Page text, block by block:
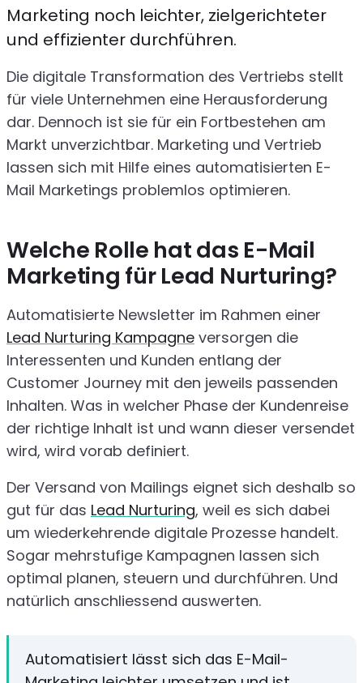
Marketing noch leichter, zielgerichteter
und effizienter durchführen.
Die digitale Transformation des Vertriebs stellt
für viele Unternehmen eine Herausforderung
dar. Dennoch ist sie für ein Fortbestehen am
Markt unverzichtbar. Marketing und Vertrieb
lassen sich mit Hilfe eines automatisierten E-
Mail Marketings problemlos optimieren.
Welche Rolle hat das E-Mail
Marketing für Lead Nurturing?
Automatisierte Newsletter im Rahmen einer
Lead Nurturing Kampagne versorgen die
Interessenten und Kunden entlang der
Customer Journey mit den jeweils passenden
Inhalten. Was in welcher Phase der Kundenreise
der richtige Inhalt ist und wann dieser versendet
wird, wird vorab definiert.
Der Versand von Mailings eignet sich deshalb so
gut für das Lead Nurturing, weil es sich dabei
um wiederkehrende digitale Prozesse handelt.
Sogar mehrstufige Kampagnen lassen sich
optimal planen, steuern und durchführen. Und
natürlich anschliessend auswerten.
Automatisiert lässt sich das E-Mail-